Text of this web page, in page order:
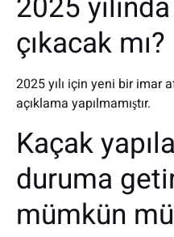
çıkacak mı?
2025 yılı için yeni bir imar
açıklama yapılmamıştır.
Kaçak
duruma
mümkün